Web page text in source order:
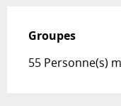
Groupes
Groupes
55 Personne(s)